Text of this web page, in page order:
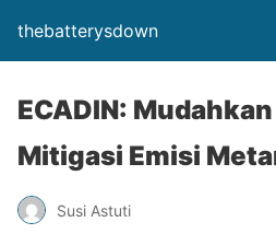
thebatterysdown
ECADIN:
Mitigasi Emisi
Susi Astuti